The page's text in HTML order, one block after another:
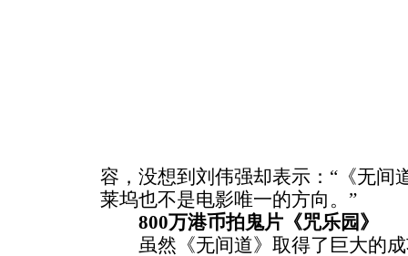
容，没想到刘伟强却表示：“《无间
莱坞也不是电影唯一的方向。”
800万港币拍鬼片《咒乐园》
虽然《无间道》取得了巨大的成